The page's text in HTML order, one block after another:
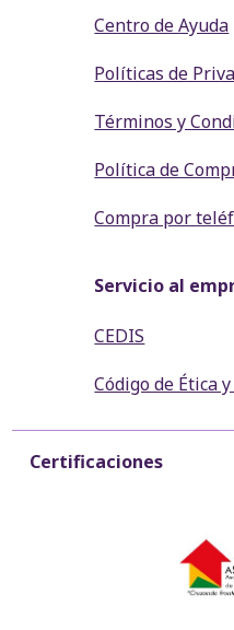
Centro de Ayuda
Políticas de
Términos y
Política de
Compra por
Servicio al
CEDIS
Código de Ética
Certificaciones